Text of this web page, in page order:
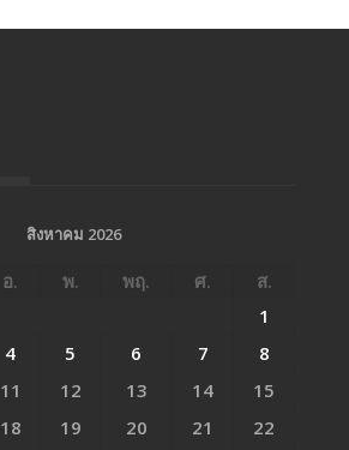
สิงหาคม 2026
อ. พ. พฤ. ศ.
ส.
1
4 5 6 7
8
11 12 13 14
15
18 19 20 21
22